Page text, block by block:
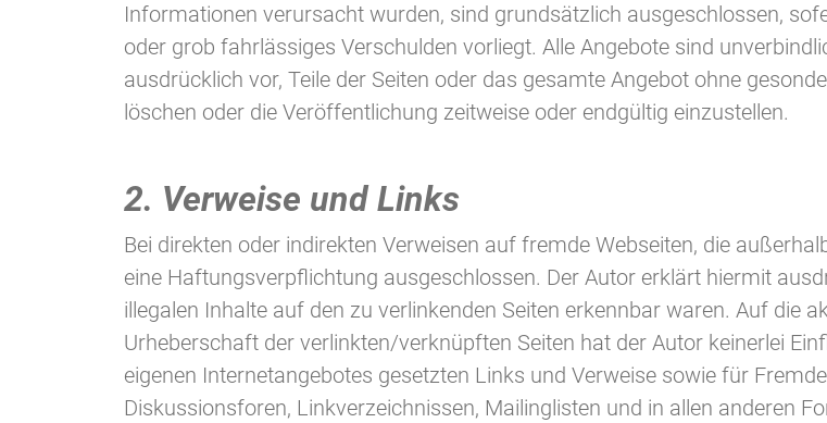
Informationen verursacht wurden, sind grundsätzlich ausgeschlossen,
oder grob fahrlässiges Verschulden vorliegt. Alle Angebote sind
ausdrücklich vor, Teile der Seiten oder das gesamte Angebot ohne
löschen oder die Veröffentlichung zeitweise oder endgültig einzustellen.
2. Verweise und Links
Bei direkten oder indirekten Verweisen auf fremde Webseiten, die
eine Haftungsverpflichtung ausgeschlossen. Der Autor erklärt hiermit
illegalen Inhalte auf den zu verlinkenden Seiten erkennbar waren. Auf die
Urheberschaft der verlinkten/verknüpften Seiten hat der Autor keinerlei
eigenen Internetangebotes gesetzten Links und Verweise sowie für
Diskussionsforen, Linkverzeichnissen, Mailinglisten und in allen anderen